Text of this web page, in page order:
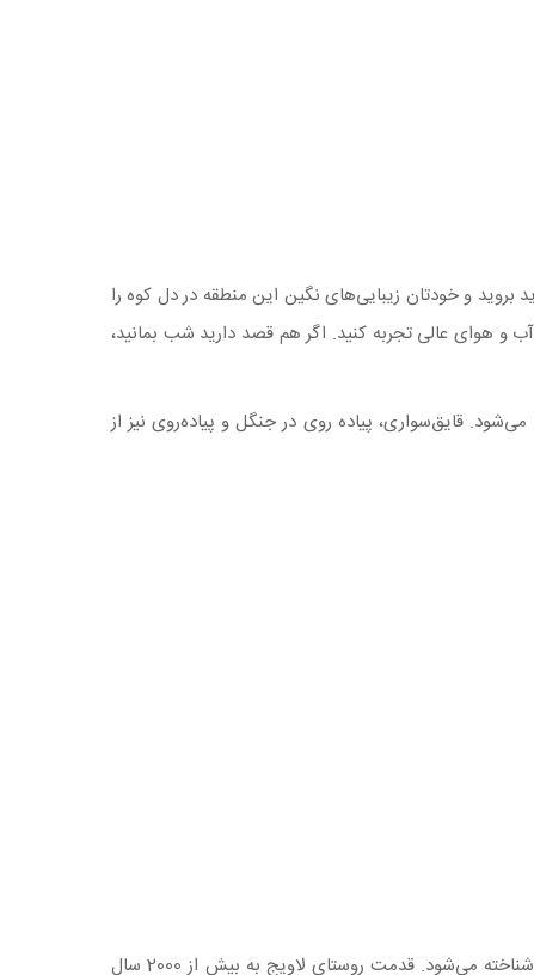
و خودتان زیبایی‌های نگین این منطقه در دل کوه را
و هوای عالی تجربه کنید. اگر هم قصد دارید شب بمانید،
متر می‌رسد و در آن ماهی و انواع آبزیان پیدا می‌شود. قایق‌سواری، پیاده روی در جنگل و پیاده‌روی نیز از
شناخته می‌شود. قدمت روستای لاویج به بیش از 2000 سال